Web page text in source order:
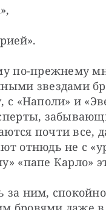
по-прежнему
звездами
с «Наполи» и
почти все,
отнюдь не с
«папе Карло»
за ним,